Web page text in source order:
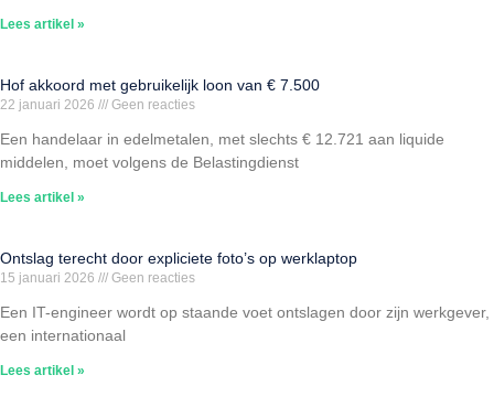
Lees artikel »
Hof akkoord met gebruikelijk loon van € 7.500
22 januari 2026 Geen reacties
Een handelaar in edelmetalen, met slechts € 12.721 aan liquide
middelen, moet volgens de Belastingdienst
Lees artikel »
Ontslag terecht door expliciete foto’s op werklaptop
15 januari 2026 Geen reacties
Een IT-engineer wordt op staande voet ontslagen door zijn werkgever,
een internationaal
Lees artikel »